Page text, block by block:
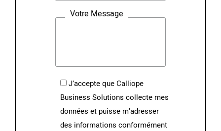
Votre Message
J’accepte que Calliope
Business Solutions collecte mes
données et puisse m’adresser
des informations conformément